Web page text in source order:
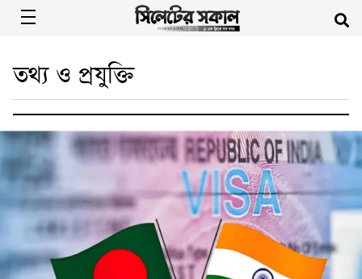
তথ্য ও প্রযুক্তি